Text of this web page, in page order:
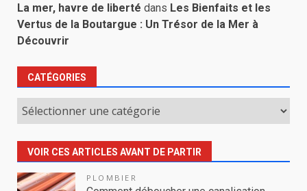
La mer, havre de liberté dans Les Bienfaits et les
Vertus de la Boutargue : Un Trésor de la Mer à
Découvrir
CATÉGORIES
Catégories
VOIR CES ARTICLES AVANT DE PARTIR
PLOMBIER